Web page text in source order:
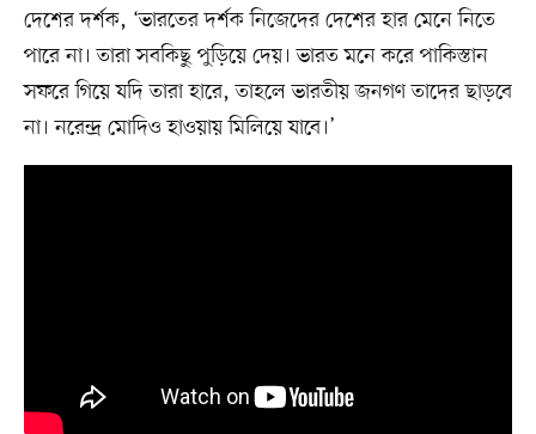
দেশের দর্শক, ‘ভারতের দর্শক নিজেদের দেশের হার মেনে নিতে
পারে না। তারা সবকিছু পুড়িয়ে দেয়। ভারত মনে করে পাকিস্তান
সফরে গিয়ে যদি তারা হারে, তাহলে ভারতীয় জনগণ তাদের ছাড়বে
না। নরেন্দ্র মোদিও হাওয়ায় মিলিয়ে যাবে।’